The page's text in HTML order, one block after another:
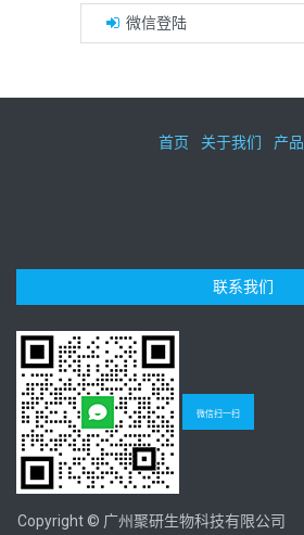
微信登陆
首页 关于我们 产品
联系我们
微信扫一扫
Copyright © 广州聚研生物科技有限公司